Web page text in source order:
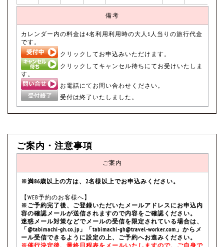
備考
カレンダー内の料金は4名利用利用時の大人1人当りの旅行代金
です。
クリックしてお申込みいただけます。
クリックしてキャンセル待ちにてお受けいたしま
す。
お電話にてお問い合わせください。
受付は終了いたしました。
ご案内・注意事項
ご案内
※満86歳以上の方は、2名様以上でお申込みください。
【WEB予約のお客様へ】
※ご予約完了後、ご登録いただいたメールアドレスにお申込内
容の確認メールが送信されますので内容をご確認ください。
迷惑メール対策などでメールの受信を限定されている場合は、
「@tabimachi-gh.co.jp」「tabimachi-gh@travel-worker.com」からメ
ール受信できるように設定の上、ご予約へお進みください。
※催行決定後、最終日程表をメールいたしますので、ご自身で